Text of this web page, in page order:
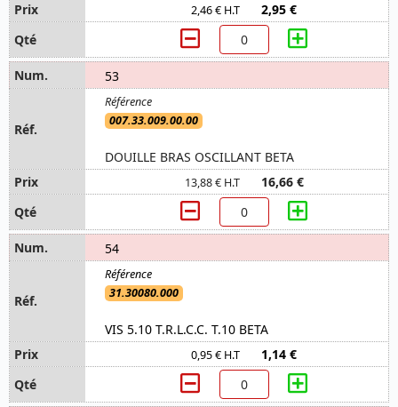
2,46 € H.T 2,95 €
53
007.33.009.00.00
DOUILLE BRAS OSCILLANT BETA
13,88 € H.T 16,66 €
54
31.30080.000
VIS 5.10 T.R.L.C.C. T.10 BETA
0,95 € H.T 1,14 €